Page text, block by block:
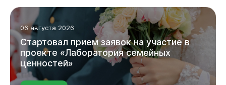
06 августа 2026
Стартовал прием заявок на участие в
проекте «Лаборатория семейных
ценностей»